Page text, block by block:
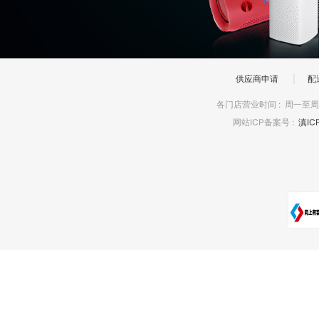
供应商申请 配
各门店营业时间 : 周一至
网站ICP备案号 : 滇